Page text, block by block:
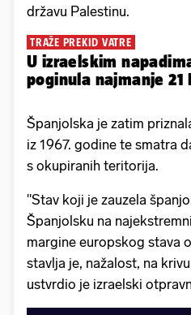
državu Palestinu.
TRAŽE PREKID VATRE
U izraelskim
poginula najmanje 21
Španjolska je zatim
iz 1967. godine te smatra
s okupiranih teritorija.
"Stav koji je zauzela
Španjolsku na
margine europskog stava
stavlja je, nažalost, na
ustvrdio je izraelski